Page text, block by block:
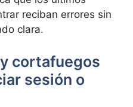
reciban errores sin
clara.
cortafuegos
sesión o